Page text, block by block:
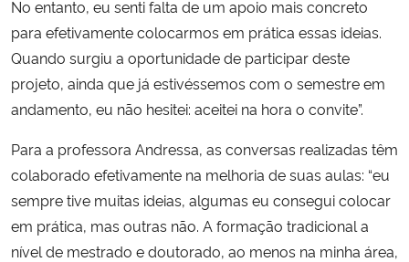
No entanto, eu senti falta de um apoio mais concreto
para efetivamente colocarmos em prática essas ideias.
Quando surgiu a oportunidade de participar deste
projeto, ainda que já estivéssemos com o semestre em
andamento, eu não hesitei: aceitei na hora o convite”.
Para a professora Andressa, as conversas realizadas têm
colaborado efetivamente na melhoria de suas aulas: “eu
sempre tive muitas ideias, algumas eu consegui colocar
em prática, mas outras não. A formação tradicional a
nível de mestrado e doutorado, ao menos na minha área,